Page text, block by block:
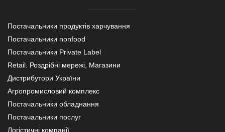
Постачальники продуктів харчування
Постачальники nonfood
Постачальники Private Label
Retail. Роздрібні мережі, Магазини
Дистрибутори України
Агропромисловий комплекс
Постачальники обладнання
Постачальники послуг
Логістичні компанії